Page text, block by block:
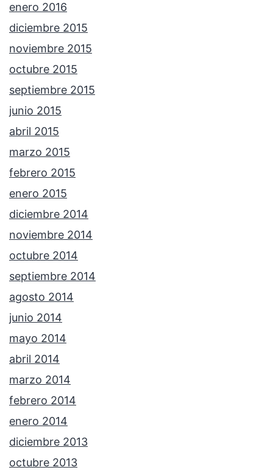
enero 2016
diciembre 2015
noviembre 2015
octubre 2015
septiembre 2015
junio 2015
abril 2015
marzo 2015
febrero 2015
enero 2015
diciembre 2014
noviembre 2014
octubre 2014
septiembre 2014
agosto 2014
junio 2014
mayo 2014
abril 2014
marzo 2014
febrero 2014
enero 2014
diciembre 2013
octubre 2013